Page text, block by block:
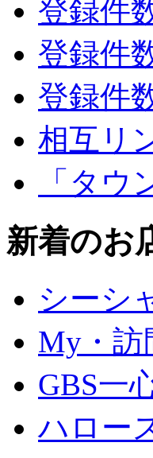
登録件
登録件
登録件
相互リ
「タ
新着のお
シーシ
My・訪
GBS一
ハロー